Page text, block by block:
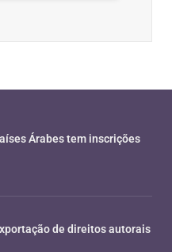
Árabes tem inscrições
de direitos autorais